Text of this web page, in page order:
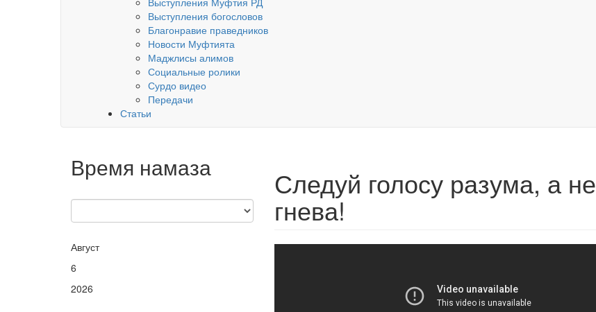
Выступления богословов
Благонравие праведников
Новости Муфтията
Маджлисы алимов
Социальные ролики
Сурдо видео
Передачи
Статьи
Следуй голосу разума, а не
гнева!
Время намаза
Август
6
2026